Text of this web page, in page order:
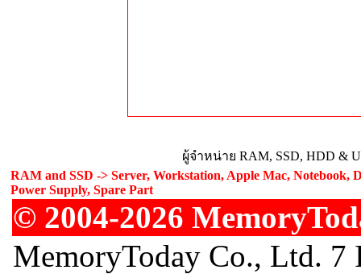
ผู้จำหน่าย RAM, SSD, HDD &
RAM and SSD -> Server, Workstation, Apple Mac, Notebook,
Power Supply, Spare Part
© 2004-2026
MemoryToday Co., Ltd.